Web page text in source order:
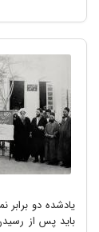
یادشده دو برابر
باید پس از